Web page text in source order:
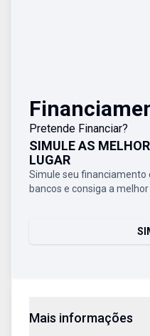
Pretende Financiar?
SIMULE AS
LUGAR
Simule seu
bancos e consiga a melhor
Mais informações